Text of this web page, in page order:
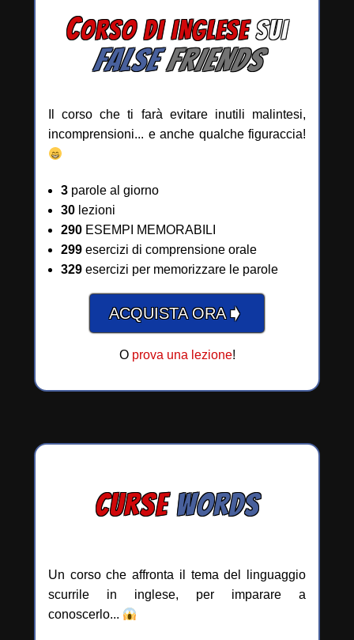
CORSO DI INGLESESUI
FALSEFRIENDS
Il corso che ti farà evitare inutili malintesi,
incomprensioni... e anche qualche figuraccia!
3 parole al giorno
30 lezioni
290 ESEMPI MEMORABILI
299 esercizi di comprensione orale
329 esercizi per memorizzare le parole
ACQUISTA ORA➧
O prova una lezione!
CURSE WORDS
Un corso che affronta il tema del linguaggio
scurrile in inglese, per imparare a
conoscerlo...